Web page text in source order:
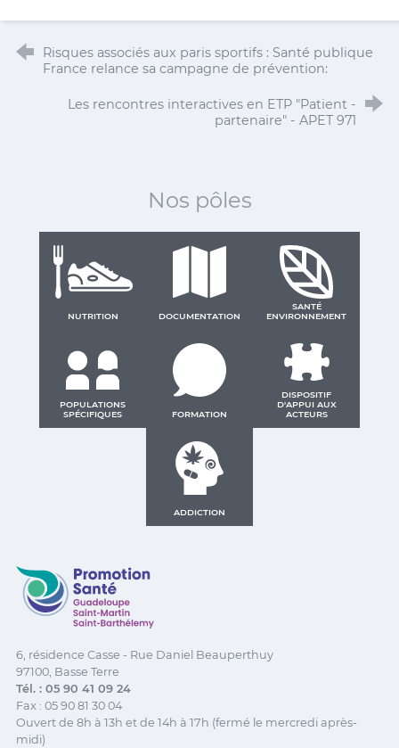
Risques associés aux paris sportifs : Santé publique
France relance sa campagne de prévention:
Les rencontres interactives en ETP "Patient -
partenaire" - APET 971
Nos pôles
NUTRITION DOCUMENTATION
SANTÉ
ENVIRONNEMENT
POPULATIONS
SPÉCIFIQUES
FORMATION
DISPOSITIF
D'APPUI AUX
ACTEURS
ADDICTION
Promotion Santé Guadeloupe, Saint-Martin, Saint
6, résidence Casse - Rue Daniel Beauperthuy
97100, Basse Terre
Tél. : 05 90 41 09 24
Fax : 05 90 81 30 04
Ouvert de 8h à 13h et de 14h à 17h (fermé le mercredi après-
midi)